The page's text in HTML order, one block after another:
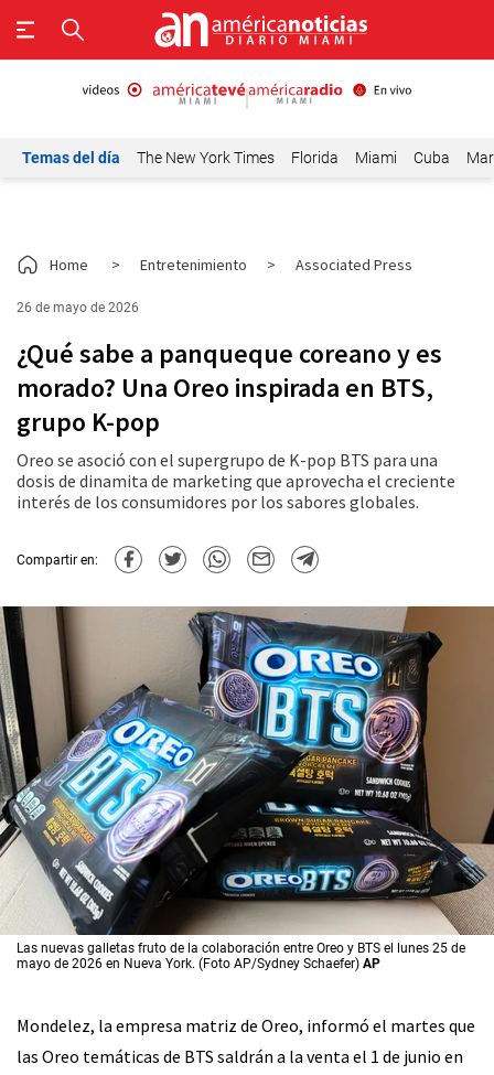
Temas del día The New York Times Florida Miami Cuba
Home > Entretenimiento > Associated Press
26 de mayo de 2026
¿Qué sabe a panqueque coreano y es
morado? Una Oreo inspirada en BTS,
grupo K-pop
Oreo se asoció con el supergrupo de K-pop BTS para una
dosis de dinamita de marketing que aprovecha el creciente
interés de los consumidores por los sabores globales.
Compartir en:
Las nuevas galletas fruto de la colaboración entre Oreo y BTS el lunes 25 de
mayo de 2026 en Nueva York. (Foto AP/Sydney Schaefer) AP
Mondelez, la empresa matriz de Oreo, informó el martes que
las Oreo temáticas de BTS saldrán a la venta el 1 de junio en